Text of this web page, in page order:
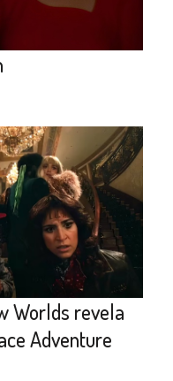
Worlds revela
Adventure